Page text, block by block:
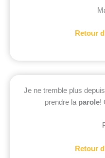
Retour
Je ne tremble plus
prendre la parole!
Retour